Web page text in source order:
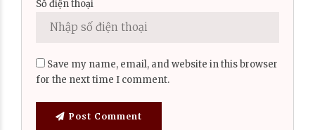
Số điện thoại
Save my name, email, and website in this browser
for the next time I comment.
Post Comment